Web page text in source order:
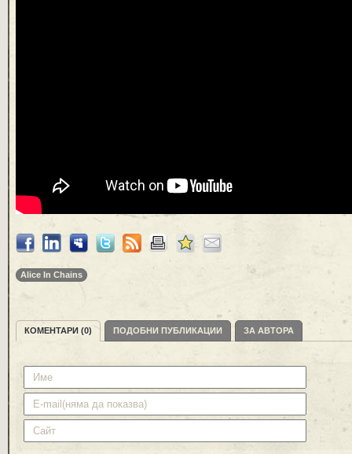
Alice In Chains
КОМЕНТАРИ (0) ПОДОБНИ ПУБЛИКАЦИИ ЗА АВТОРА